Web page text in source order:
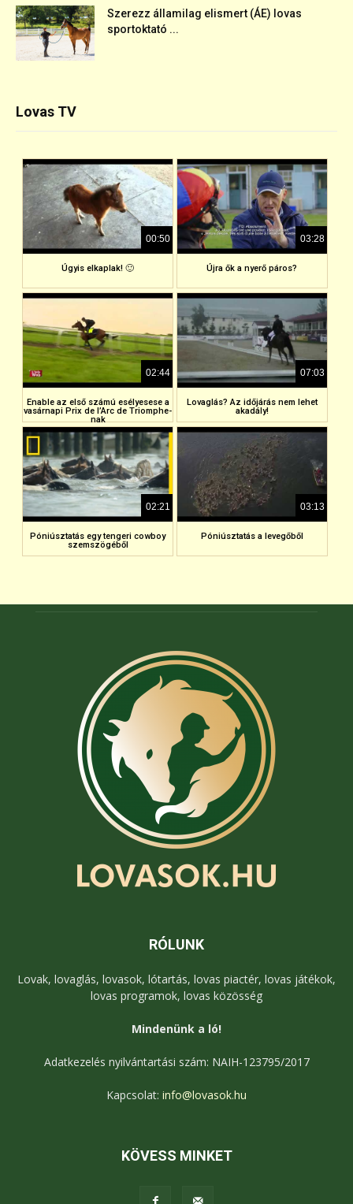
Szerezz államilag elismert (ÁE) lovas
sportoktató ...
Lovas TV
00:50
Úgyis elkaplak! 🙂
03:28
Újra ők a nyerő páros?
02:44
Enable az első számú esélyesese a
vasárnapi Prix de l’Arc de Triomphe-
nak
07:03
Lovaglás? Az időjárás nem lehet
akadály!
02:21
Póniúsztatás egy tengeri cowboy
szemszögéből
03:13
Póniúsztatás a levegőből
RÓLUNK
Lovak, lovaglás, lovasok, lótartás, lovas piactér, lovas játékok,
lovas programok, lovas közösség
Mindenünk a ló!
Adatkezelés nyilvántartási szám: NAIH-123795/2017
Kapcsolat: info@lovasok.hu
KÖVESS MINKET